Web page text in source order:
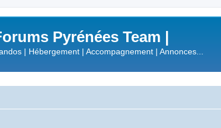
Pyrénées Team |
| Hébergement | Accompagnement | Annonces...